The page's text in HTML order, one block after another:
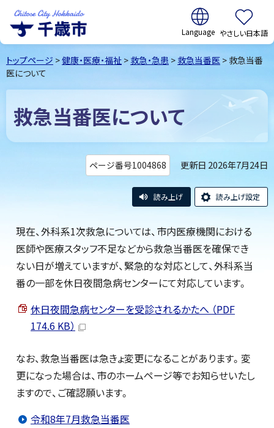
千歳市Chitose
City Hokkaido
翻訳:
やさしい日本語
トップページ >健康・医療・福祉 > 救急・急患 > 救急当番医 > 救急当番
医について
救急当番医について
ページ番号1004868 更新日 2026年7月24日
読み上げ 読み上げ設定
現在、外科系1次救急については、市内医療機関における
医師や医療スタッフ不足などから救急当番医を確保でき
ない日が増えていますが、緊急的な対応として、外科系当
番の一部を休日夜間急病センターにて対応しています。
休日夜間急病センターを受診されるかたへ （PDF
174.6 KB）
なお、救急当番医は急きょ変更になることがあります。変
更になった場合は、市のホームページ等でお知らせいたし
ますので、ご確認願います。
令和8年7月救急当番医